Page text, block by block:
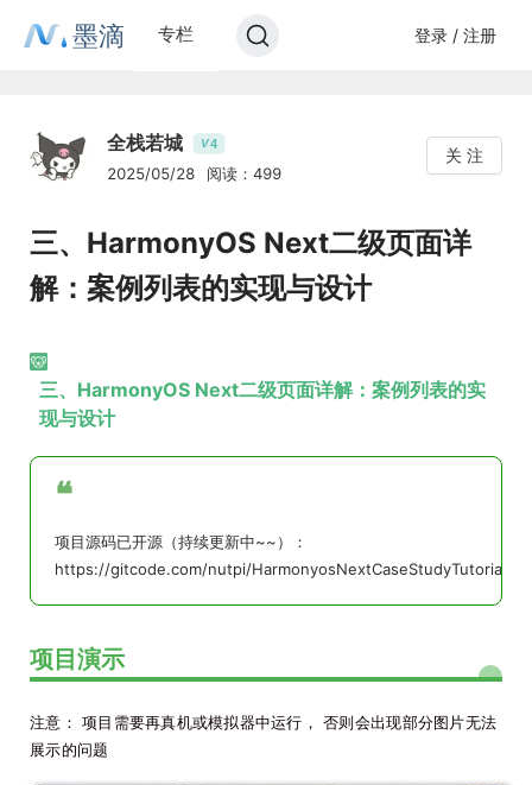
墨滴 专栏 登录 / 注册
全栈若城 V4
2025/05/28 阅读：499
关 注
三、HarmonyOS Next二级页面详
解：案例列表的实现与设计
三、HarmonyOS Next二级页面详解：案例列表的实
现与设计
❝
项目源码已开源（持续更新中~~）：
https://gitcode.com/nutpi/HarmonyosNextCaseStudyTutorial
项目演示
注意： 项目需要再真机或模拟器中运行， 否则会出现部分图片无法
展示的问题